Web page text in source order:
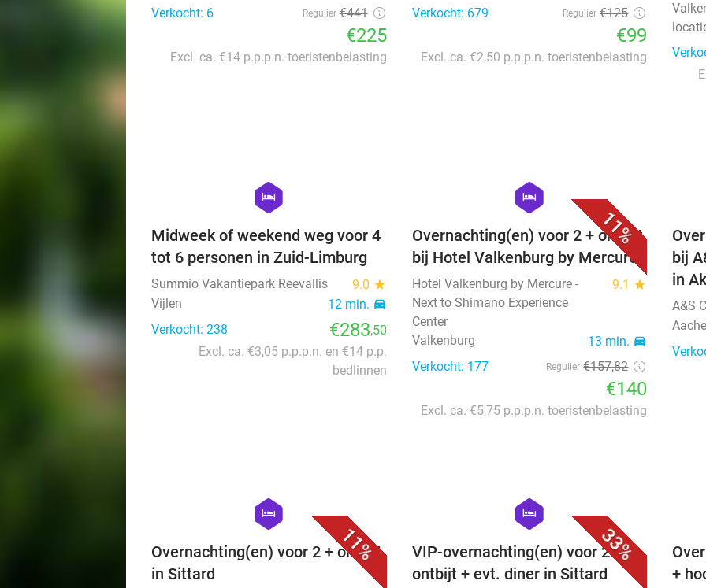
Verkocht: 6 Regulier €441
€225
Excl. ca. €14 p.p.p.n. toeristenbelasting
Verkocht: 679 Regulier €125
€99
Excl. ca. €2,50 p.p.p.n. toeristenbelasting
hexagon
hotel
Midweek of weekend weg voor 4
tot 6 personen in Zuid-Limburg
Summio Vakantiepark Reevallis 9.0 star
Vijlen 12 min. directions_car
Verkocht: 238 €283,50
Excl. ca. €3,05 p.p.p.n. en €14 p.p.
bedlinnen
11%
hexagon
hotel
Overnachting(en) voor 2 + ontbijt
bij Hotel Valkenburg by Mercure
Hotel Valkenburg by Mercure -
Next to Shimano Experience
Center
9.1 star
Valkenburg 13 min. directions_car
Verkocht: 177 Regulier €157,82
€140
Excl. ca. €5,75 p.p.p.n. toeristenbelasting
bij
in
A&S
11%
hexagon
hotel
Overnachting(en) voor 2 + ontbijt
in Sittard
33%
hexagon
hotel
VIP-overnachting(en) voor 2 +
ontbijt + evt. diner in Sittard
+